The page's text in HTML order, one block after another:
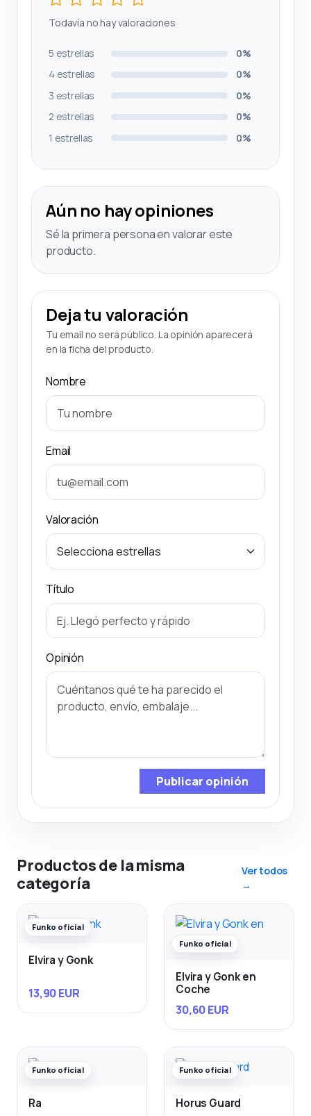
Todavía no hay valoraciones
5 estrellas
0%
4 estrellas
0%
3 estrellas
0%
2 estrellas
0%
1 estrellas
0%
Aún no hay opiniones
Sé la primera persona en valorar este
producto.
Deja tu valoración
Tu email no será público. La opinión aparecerá
en la ficha del producto.
Nombre
Email
Valoración
Título
Opinión
Publicar opinión
Productos de la misma
categoría
Ver todos
→
Funko oficial
Elvira y Gonk
13,90 EUR
Funko oficial
Elvira y Gonk en
Coche
30,60 EUR
Funko oficial
Ra
Funko oficial
Horus Guard